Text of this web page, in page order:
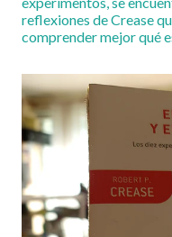
reflexiones de Crease
comprender mejor qué